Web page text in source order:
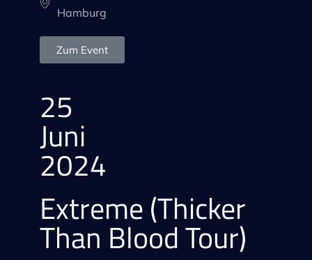
Hamburg
Zum Event
25
Juni
2024
Extreme (Thicker
Than Blood Tour)